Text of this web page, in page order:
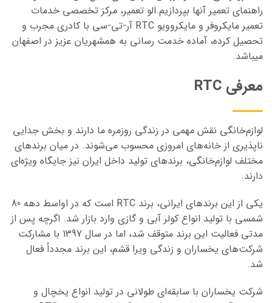
راهنمای تعمیر آنها بپردازیم.الو تعمیر، مرکز تخصصی خدمات
تعمیر مایکروفر و مایکروویو RTC آر-تی-سی با کادری مجرب و
تحصیل کرده، آماده خدمت رسانی به همشهریان عزیز در اصفهان
میباشد.
معرفی RTC
لوازم‌خانگی نقش مهمی در زندگی روزمره ما دارند و بخش جدایی
ناپذیری از خانه‌های امروزی محسوب می‌شوند. در میان برندهای
مختلف لوازم‌خانگی، برندهای تولید داخل ایران نیز جایگاه ویژه‌ای
دارند.
یکی از این برندهای ایرانی، برند RTC است که در اواسط دهه 80
شمسی با تولید انواع کولر آبی و گازی وارد بازار شد. اگرچه پس از
مدتی فعالیت این برند متوقف شد، اما در سال 1397 با مشارکت
شرکت‌های یخساران و زندگی ویرا قشم، این برند مجدداً فعال
شد.
شرکت یخساران با سابقه‌ای طولانی در تولید انواع یخچال و